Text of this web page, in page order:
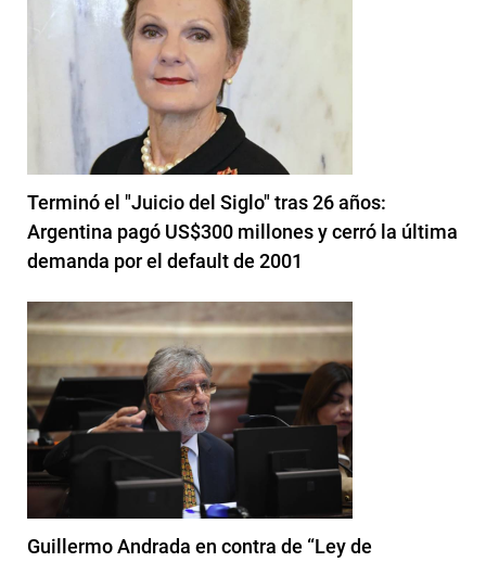
Terminó el "Juicio del Siglo" tras 26 años:
Argentina pagó US$300 millones y cerró la última
demanda por el default de 2001
Guillermo Andrada en contra de “Ley de